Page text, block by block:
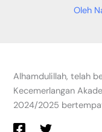
Oleh
Alhamdulillah, telah
Kecemerlangan
2024/2025